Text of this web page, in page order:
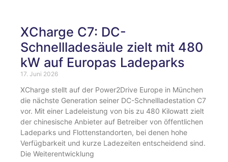
XCharge C7: DC-
Schnellladesäule zielt mit 480
kW auf Europas Ladeparks
17. Juni 2026
XCharge stellt auf der Power2Drive Europe in München
die nächste Generation seiner DC-Schnellladestation C7
vor. Mit einer Ladeleistung von bis zu 480 Kilowatt zielt
der chinesische Anbieter auf Betreiber von öffentlichen
Ladeparks und Flottenstandorten, bei denen hohe
Verfügbarkeit und kurze Ladezeiten entscheidend sind.
Die Weiterentwicklung